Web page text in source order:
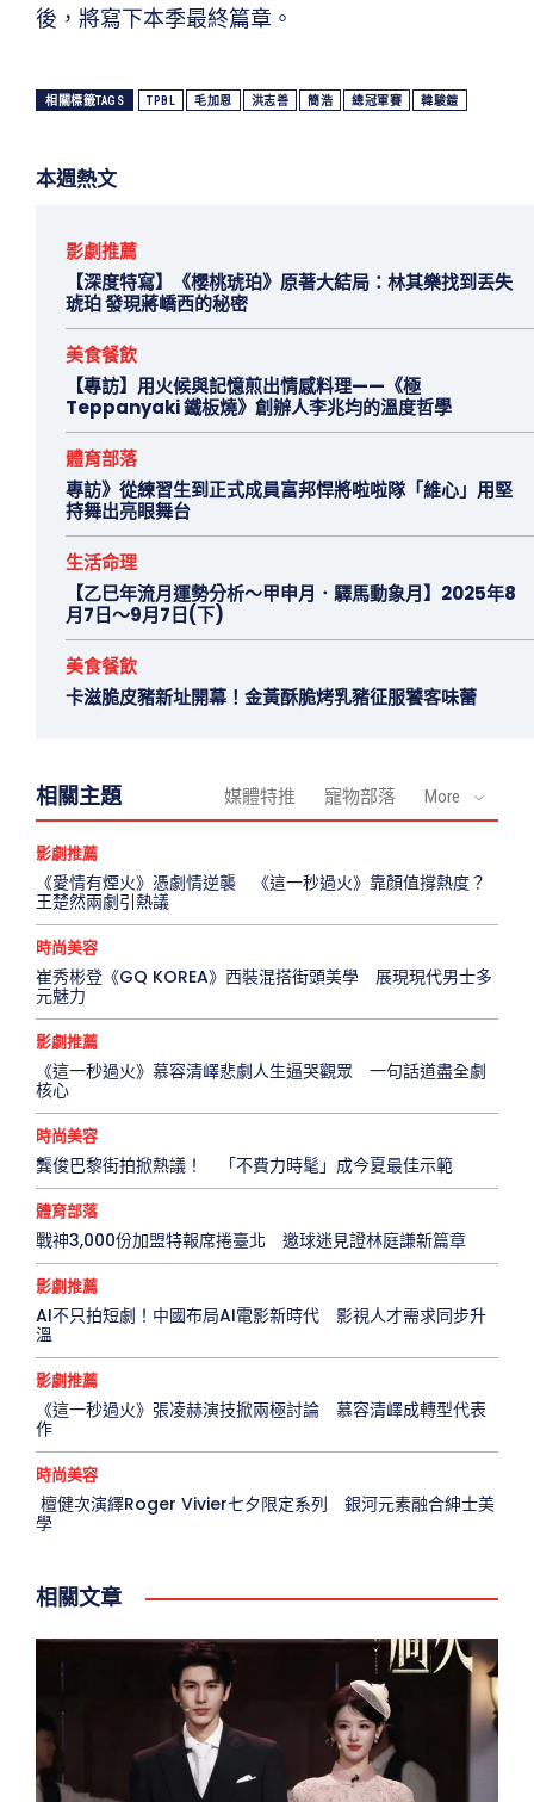
後，將寫下本季最終篇章。
相關標籤TAGS TPBL 毛加恩 洪志善 簡浩 總冠軍賽 韓駿鎧
本週熱文
影劇推薦
【深度特寫】《櫻桃琥珀》原著大結局：林其樂找到丟失
琥珀 發現蔣嶠西的秘密
美食餐飲
【專訪】用火候與記憶煎出情感料理——《極
Teppanyaki 鐵板燒》創辦人李兆均的溫度哲學
體育部落
專訪》從練習生到正式成員富邦悍將啦啦隊「維心」用堅
持舞出亮眼舞台
生活命理
【乙巳年流月運勢分析～甲申月．驛馬動象月】2025年8
月7日～9月7日(下)
美食餐飲
卡滋脆皮豬新址開幕！金黃酥脆烤乳豬征服饕客味蕾
相關主題 媒體特推 寵物部落 More
影劇推薦
《愛情有煙火》憑劇情逆襲 《這一秒過火》靠顏值撐熱度？
王楚然兩劇引熱議
時尚美容
崔秀彬登《GQ KOREA》西裝混搭街頭美學 展現現代男士多
元魅力
影劇推薦
《這一秒過火》慕容清嶧悲劇人生逼哭觀眾 一句話道盡全劇
核心
時尚美容
龔俊巴黎街拍掀熱議！ 「不費力時髦」成今夏最佳示範
體育部落
戰神3,000份加盟特報席捲臺北 邀球迷見證林庭謙新篇章
影劇推薦
AI不只拍短劇！中國布局AI電影新時代 影視人才需求同步升
溫
影劇推薦
《這一秒過火》張凌赫演技掀兩極討論 慕容清嶧成轉型代表
作
時尚美容
檀健次演繹Roger Vivier七夕限定系列 銀河元素融合紳士美
學
相關文章